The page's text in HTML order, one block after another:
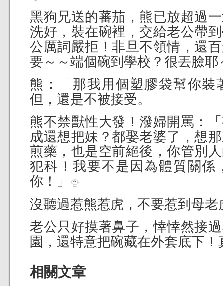
黑狗兄送的蕃茄，熊已放超過
洗好，裝在碗裡，交給老公帶
公厲詞嚴拒！非旦不領情，還
要～～端個碗到學校？很丟臉耶
熊：「那我用個塑膠袋幫你裝
但，還是不被接受。
熊不禁獸性大發！潑婦開罵：
成還想把妹？都娶老婆了，想
煎藥，也是空前絕後，你管別
犯科！我要不是因為體質關係
你！」
沒聽過惹熊惹虎，不要惹到母老
老公只好摸著鼻子，悻悻然接
園，還特意把碗藏在外套底下
相關文章